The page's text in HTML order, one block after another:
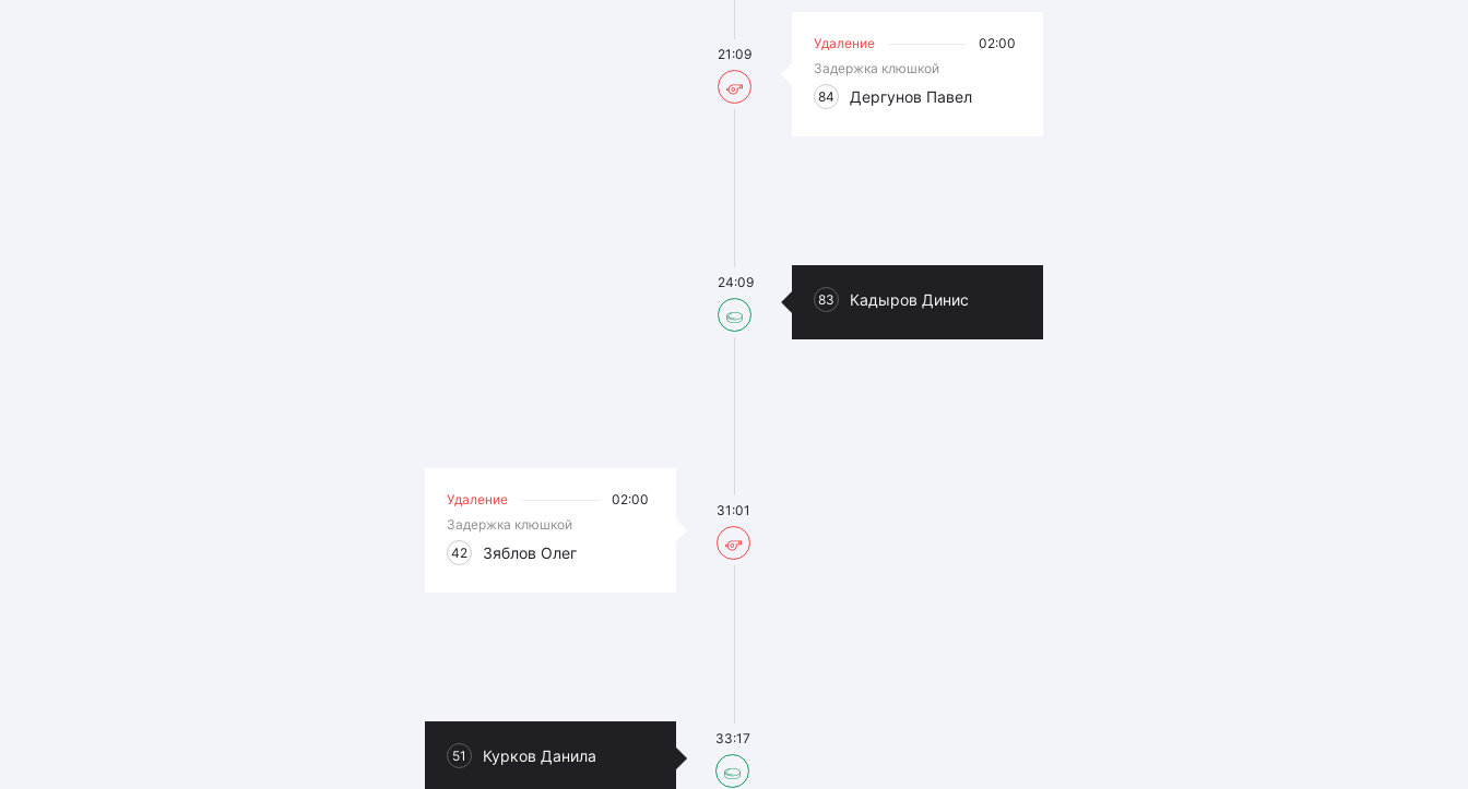
Удаление
02:00
Задержка клюшкой
84
Дергунов Павел
21:09
83 Кадыров Динис
24:09
Удаление
02:00
Задержка клюшкой
42
Зяблов Олег
31:01
51 Курков Данила
33:17